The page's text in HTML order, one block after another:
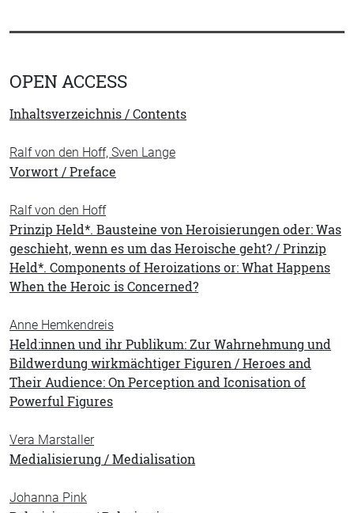
OPEN ACCESS
Inhaltsverzeichnis / Contents
Ralf von den Hoff, Sven Lange
Vorwort / Preface
Ralf von den Hoff
Prinzip Held*. Bausteine von Heroisierungen oder: Was
geschieht, wenn es um das Heroische geht? / Prinzip
Held*. Components of Heroizations or: What Happens
When the Heroic is Concerned?
Anne Hemkendreis
Held:innen und ihr Publikum: Zur Wahrnehmung und
Bildwerdung wirkmächtiger Figuren / Heroes and
Their Audience: On Perception and Iconisation of
Powerful Figures
Vera Marstaller
Medialisierung / Medialisation
Johanna Pink